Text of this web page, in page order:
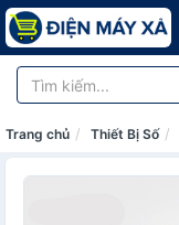
Trang chủ Thiết Bị Số